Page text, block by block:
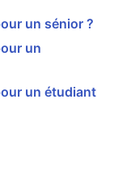
un sénior ?
un
un étudiant